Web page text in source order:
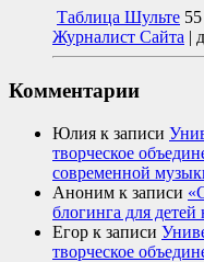
Таблица Шульте
Журналист Сайта
Комментарии
Юлия к записи
творческое
современной
Аноним к записи
блогинга для
Егор к записи
творческое